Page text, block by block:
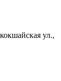
ул.,